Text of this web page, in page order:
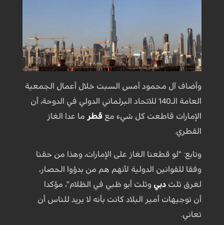
وأضاف آل محمود أمس السبت خلال أعمال الجمعية
العامة الـ140 للاتحاد البرلماني الدولي في الدوحة، أن
الإمارات قاطعت كل شيء مع قطر ما عدا الغاز
القطري.
وتابع: "لو قطعنا الغاز على الإمارات، وهذا من حقنا
وفقا للقوانين الدولية لأنهم هم من بدؤوا الحصار،
لغرق ثلث دبي وثلث أبو ظبي في الظلام"، مؤكدا
أن توجيهات أمير البلاد كانت بأنه لا يريد للناس أن
تعاني.